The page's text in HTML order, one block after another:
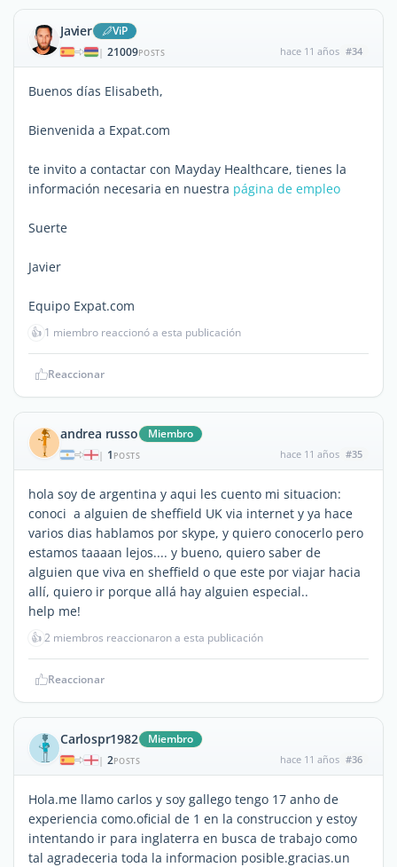
Javier ViP
| 21009POSTS hace 11 años #34
Buenos días Elisabeth,
Bienvenida a Expat.com
te invito a contactar con Mayday Healthcare, tienes la
información necesaria en nuestra página de empleo
Suerte
Javier
Equipo Expat.com
👍 1 miembro reaccionó a esta publicación
Reaccionar
andrea russo Miembro
| 1 POSTS hace 11 años #35
hola soy de argentina y aqui les cuento mi situacion:
conoci a alguien de sheffield UK via internet y ya hace
varios dias hablamos por skype, y quiero conocerlo pero
estamos taaaan lejos.... y bueno, quiero saber de
alguien que viva en sheffield o que este por viajar hacia
allí, quiero ir porque allá hay alguien especial..
help me!
👍2 miembros reaccionaron a esta publicación
Reaccionar
Carlospr1982 Miembro
| 2POSTS hace 11 años #36
Hola.me llamo carlos y soy gallego tengo 17 anho de
experiencia como.oficial de 1 en la construccion y estoy
intentando ir para inglaterra en busca de trabajo como
tal agradeceria toda la informacion posible.gracias.un